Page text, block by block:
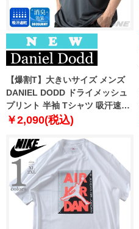
【爆割T】大きいサイズ メンズ
DANIEL DODD ドライメッシュ
プリント 半袖 Tシャツ 吸汗速乾
春夏新作 tjt-2602dry4 【fre】
￥2,090(税込)